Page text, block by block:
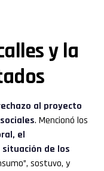
y la
al proyecto
. Mencionó los
el
de los
sostuvo, y